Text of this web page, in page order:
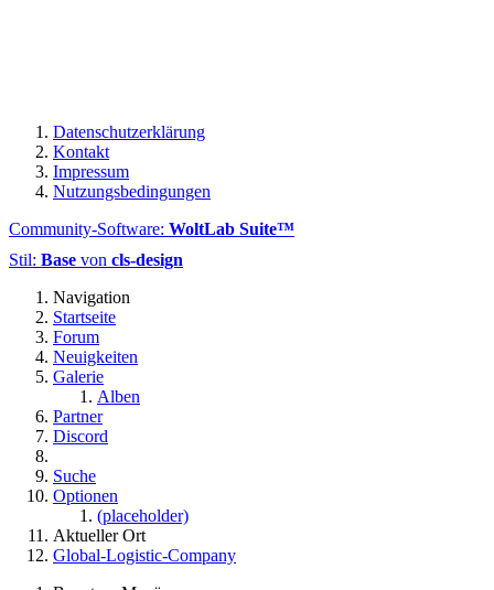
Datenschutzerklärung
Kontakt
Impressum
Nutzungsbedingungen
Community-Software: WoltLab Suite™
Stil: Base von cls-design
Navigation
Startseite
Forum
Neuigkeiten
Galerie
Alben
Partner
Discord
Suche
Optionen
(placeholder)
Aktueller Ort
Global-Logistic-Company